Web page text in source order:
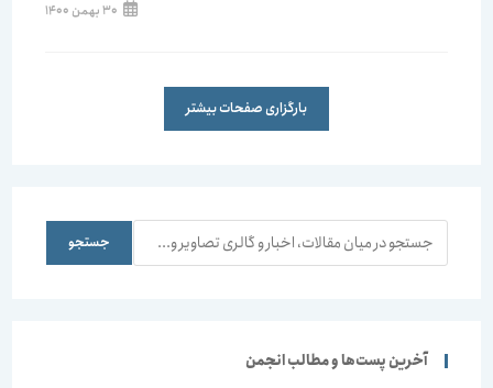
30 بهمن 1400
بارگزاری صفحات بیشتر
جستجو
آخرین پست‌ها و مطالب انجمن